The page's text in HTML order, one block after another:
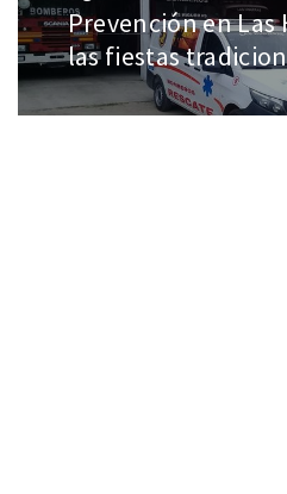
Prevención en Las
las fiestas